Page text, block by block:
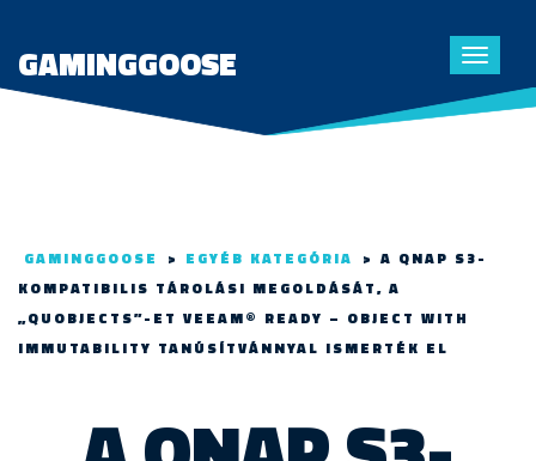
Toggle
GAMINGGOOSE
GAMINGGOOSE > EGYÉB KATEGÓRIA > A QNAP S3-
KOMPATIBILIS TÁROLÁSI MEGOLDÁSÁT, A
„QUOBJECTS”-ET VEEAM® READY – OBJECT WITH
IMMUTABILITY TANÚSÍTVÁNNYAL ISMERTÉK EL